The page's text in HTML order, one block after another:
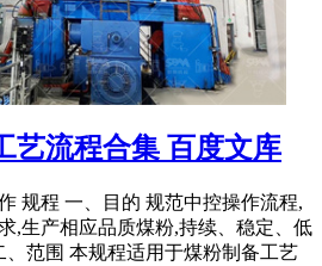
艺流程合集 百度文库
规程 一、目的 规范中控操作流程,
,生产相应品质煤粉,持续、稳定、低
、范围 本规程适用于煤粉制备工艺